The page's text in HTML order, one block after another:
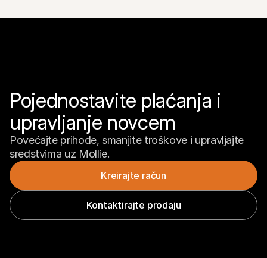
Pojednostavite plaćanja i
upravljanje novcem
Povećajte prihode, smanjite troškove i upravljajte
sredstvima uz Mollie.
Kreirajte račun
Kontaktirajte prodaju